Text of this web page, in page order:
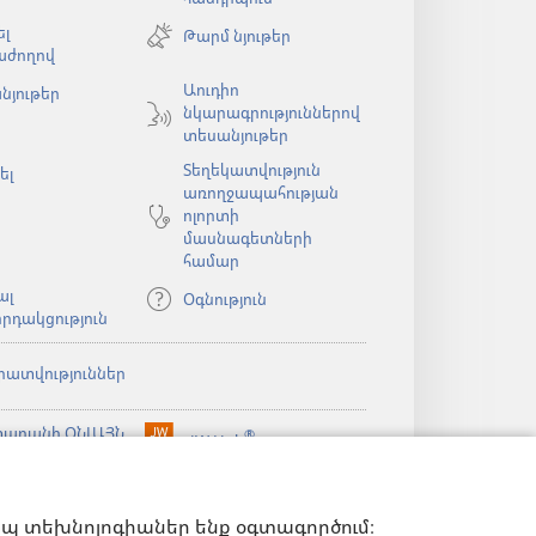
տեխնոլոգիաներ ենք օգտագործում։
նոր
Թարմ նյութեր
Աուդիո
նկարագրություններով
տեսանյութեր
Տեղեկատվություն
առողջապահության
ոլորտի
մասնագետների
համար
Օգնություն
ՕՆԼԱՅՆ
JW Hub®
պատուհան)